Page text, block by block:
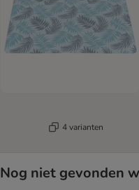
4 varianten
Nog niet gevonden